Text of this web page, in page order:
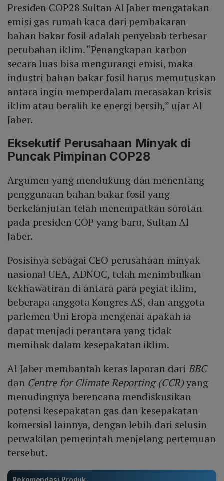
Presiden COP28 Sultan Al Jaber mengatakan
emisi gas rumah kaca dari pembakaran
bahan bakar fosil adalah penyebab terbesar
perubahan iklim. “Penangkapan karbon
secara luas bisa mengurangi emisi, maka
industri bahan bakar fosil harus memutuskan
antara ingin memperdalam merasakan krisis
iklim atau beralih ke energi bersih,” ujar Al
Jaber.
Eksekutif Perusahaan Minyak di
Puncak Pimpinan COP28
Argumen yang mendukung dan menentang
penggunaan bahan bakar fosil yang
berkelanjutan telah menempatkan sorotan
pada presiden COP yang baru, Sultan Al
Jaber.
Posisinya sebagai CEO perusahaan minyak
nasional UEA, ADNOC, telah menimbulkan
kekhawatiran di antara para pegiat iklim,
beberapa anggota Kongres AS, dan anggota
parlemen Uni Eropa mengenai apakah ia
dapat menjadi perantara yang tidak
memihak dalam kesepakatan iklim.
Al Jaber membantah keras laporan dari BBC
dan Centre for Climate Reporting (CCR)yang
menudingnya berencana mendiskusikan
potensi kesepakatan gas dan kesepakatan
komersial lainnya, dengan lebih dari selusin
perwakilan pemerintah menjelang pertemuan
tersebut.